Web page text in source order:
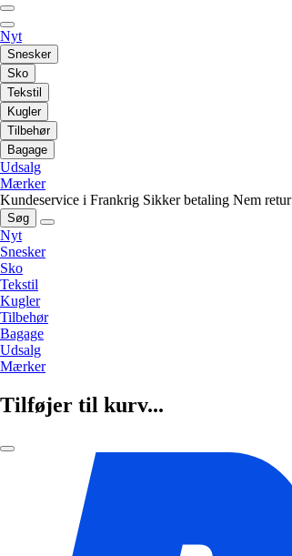
Nyt
Snesker
Sko
Tekstil
Kugler
Tilbehør
Bagage
Udsalg
Mærker
Kundeservice i Frankrig Sikker betaling Nem retur
Søg
Nyt
Snesker
Sko
Tekstil
Kugler
Tilbehør
Bagage
Udsalg
Mærker
Tilføjer til kurv...